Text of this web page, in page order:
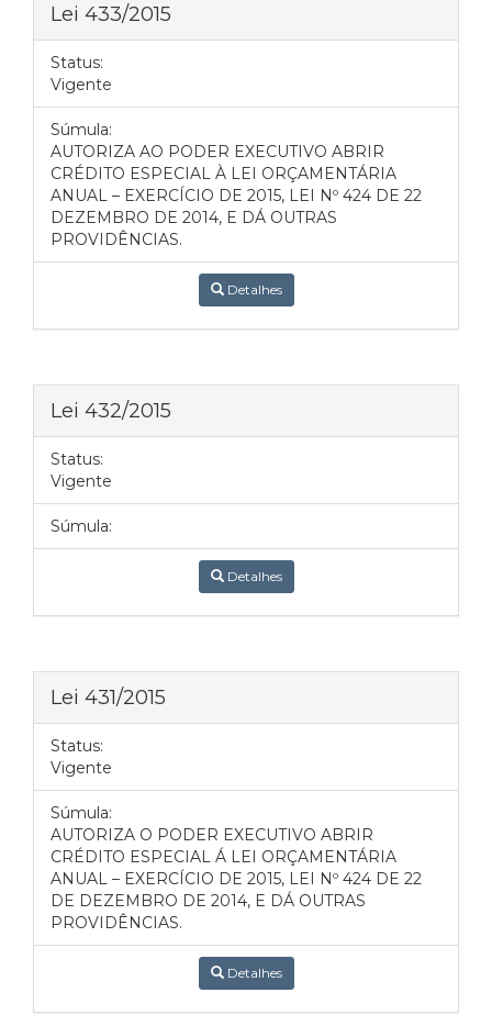
Lei 433/2015
Status:
Vigente
Súmula:
AUTORIZA AO PODER EXECUTIVO ABRIR
CRÉDITO ESPECIAL À LEI ORÇAMENTÁRIA
ANUAL – EXERCÍCIO DE 2015, LEI Nº 424 DE 22
DEZEMBRO DE 2014, E DÁ OUTRAS
PROVIDÊNCIAS.
Detalhes
Lei 432/2015
Status:
Vigente
Súmula:
Detalhes
Lei 431/2015
Status:
Vigente
Súmula:
AUTORIZA O PODER EXECUTIVO ABRIR
CRÉDITO ESPECIAL Á LEI ORÇAMENTÁRIA
ANUAL – EXERCÍCIO DE 2015, LEI Nº 424 DE 22
DE DEZEMBRO DE 2014, E DÁ OUTRAS
PROVIDÊNCIAS.
Detalhes